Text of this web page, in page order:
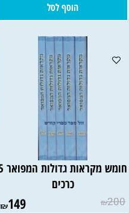
הוסף לסל
חומש מקראות גדולות המפואר 5
כרכים
₪200
₪149